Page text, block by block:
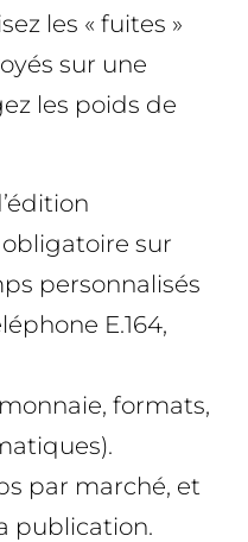
les « fuites »
sur une
les poids de
obligatoire sur
personnalisés
E.164,
formats,
par marché, et
publication.